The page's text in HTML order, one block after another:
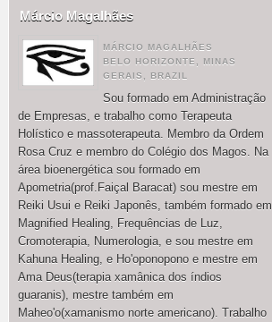
Márcio Magalhães
MÁRCIO MAGALHÃES
BELO HORIZONTE, MINAS
GERAIS, BRAZIL
Sou formado em Administração
de Empresas, e trabalho como Terapeuta
Holístico e massoterapeuta. Membro da Ordem
Rosa Cruz e membro do Colégio dos Magos. Na
área bioenergética sou formado em
Apometria(prof.Faiçal Baracat) sou mestre em
Reiki Usui e Reiki Japonês, também formado em
Magnified Healing, Frequências de Luz,
Cromoterapia, Numerologia, e sou mestre em
Kahuna Healing, e Ho'oponopono e mestre em
Ama Deus(terapia xamânica dos índios
guaranis), mestre também em
Maheo'o(xamanismo norte americano). Trabalho